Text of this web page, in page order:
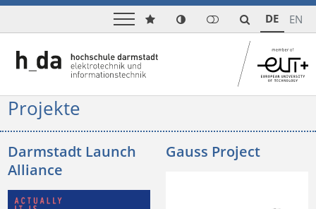
DE EN
Projekte
Darmstadt Launch
Alliance
Gauss Project